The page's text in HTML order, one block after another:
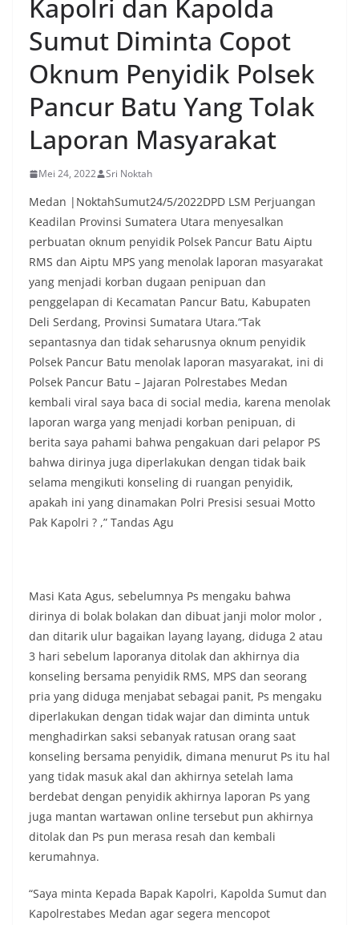
Kapolri dan Kapolda
Sumut Diminta Copot
Oknum Penyidik Polsek
Pancur Batu Yang Tolak
Laporan Masyarakat
Mei 24, 2022 Sri Noktah
Medan |NoktahSumut24/5/2022DPD LSM Perjuangan
Keadilan Provinsi Sumatera Utara menyesalkan
perbuatan oknum penyidik Polsek Pancur Batu Aiptu
RMS dan Aiptu MPS yang menolak laporan masyarakat
yang menjadi korban dugaan penipuan dan
penggelapan di Kecamatan Pancur Batu, Kabupaten
Deli Serdang, Provinsi Sumatara Utara.“Tak
sepantasnya dan tidak seharusnya oknum penyidik
Polsek Pancur Batu menolak laporan masyarakat, ini di
Polsek Pancur Batu – Jajaran Polrestabes Medan
kembali viral saya baca di social media, karena menolak
laporan warga yang menjadi korban penipuan, di
berita saya pahami bahwa pengakuan dari pelapor PS
bahwa dirinya juga diperlakukan dengan tidak baik
selama mengikuti konseling di ruangan penyidik,
apakah ini yang dinamakan Polri Presisi sesuai Motto
Pak Kapolri ? ,” Tandas Agu
Masi Kata Agus, sebelumnya Ps mengaku bahwa
dirinya di bolak bolakan dan dibuat janji molor molor ,
dan ditarik ulur bagaikan layang layang, diduga 2 atau
3 hari sebelum laporanya ditolak dan akhirnya dia
konseling bersama penyidik RMS, MPS dan seorang
pria yang diduga menjabat sebagai panit, Ps mengaku
diperlakukan dengan tidak wajar dan diminta untuk
menghadirkan saksi sebanyak ratusan orang saat
konseling bersama penyidik, dimana menurut Ps itu hal
yang tidak masuk akal dan akhirnya setelah lama
berdebat dengan penyidik akhirnya laporan Ps yang
juga mantan wartawan online tersebut pun akhirnya
ditolak dan Ps pun merasa resah dan kembali
kerumahnya.
“Saya minta Kepada Bapak Kapolri, Kapolda Sumut dan
Kapolrestabes Medan agar segera mencopot